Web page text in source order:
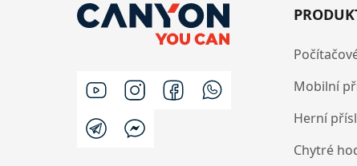
Mobilní
Herní
Chytré